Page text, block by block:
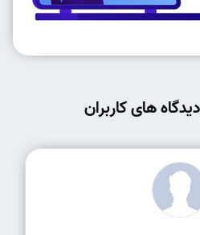
های کاربران